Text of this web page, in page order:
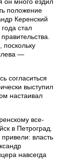
положение
Керенский
стал
—
согласиться
выступил
настаивал
все-
в Петроград.
власть
навсегда